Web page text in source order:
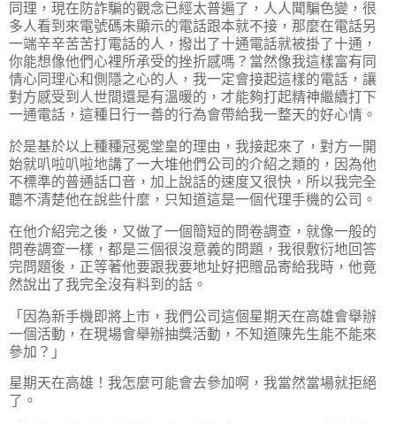
同理，現在防詐騙的觀念已經太普遍了，人人聞騙色變，很
多人看到來電號碼未顯示的電話跟本就不接，那麼在電話另
一端辛辛苦苦打電話的人，撥出了十通電話就被掛了十通，
你能想像他們心裡所承受的挫折感嗎？當然像我這樣富有同
情心同理心和側隱之心的人，我一定會接起這樣的電話，讓
對方感受到人世間還是有溫暖的，才能夠打起精神繼續打下
一通電話，這種日行一善的行為會帶給我一整天的好心情。
於是基於以上種種冠冕堂皇的理由，我接起來了，對方一開
始就叭啦叭啦地講了一大堆他們公司的介紹之類的，因為他
不標準的普通話口音，加上說話的速度又很快，所以我完全
聽不清楚他在說些什麼，只知道這是一個代理手機的公司。
在他介紹完之後，又做了一個簡短的問卷調查，就像一般的
問卷調查一樣，都是三個很沒意義的問題，我很敷衍地回答
完問題後，正等著他要跟我要地址好把贈品寄給我時，他竟
然說出了我完全沒有料到的話。
「因為新手機即將上市，我們公司這個星期天在高雄會舉辦
一個活動，在現場會舉辦抽獎活動，不知道陳先生能不能來
參加？」
星期天在高雄！我怎麼可能會去參加啊，我當然當場就拒絕
了。